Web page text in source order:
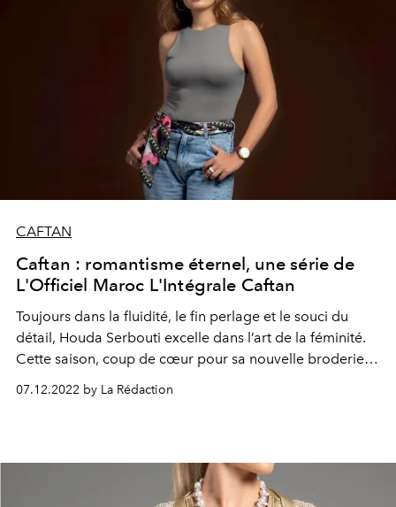
CAFTAN
Caftan : romantisme éternel, une série de
L'Officiel Maroc L'Intégrale Caftan
Toujours dans la fluidité, le fin perlage et le souci du
détail, Houda Serbouti excelle dans l’art de la féminité.
Cette saison, coup de cœur pour sa nouvelle broderie
“coccinelle”, à la fois ludique et chic.
07.12.2022 by La Rédaction